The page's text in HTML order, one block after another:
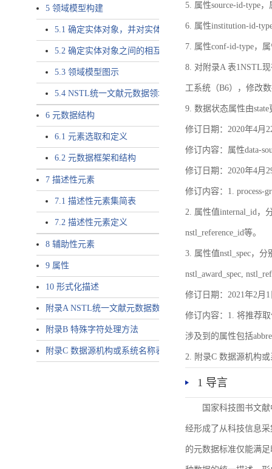
5 领域模型构建
5.1 确定实体对象，并对实体对象命名
5.2 确定实体对象之间的相互关系，定义实体对象之间的
5.3 领域模型图示
5.4 NSTL统一文献元数据领域模型的验证
6 元数据结构
6.1 元素选取和定义
6.2 元数据框架和结构
7 描述性元素
7.1 描述性元素集简表
7.2 描述性元素定义
8 辅助性元素
9 属性
10 形式化描述
附录A NSTL统一文献元数据数据唯一标识符规则
附录B 特殊字符处理方法
附录C 数据源机构或系统名称表
5. 属性source-id-type
6. 属性institution-id-
7. 属性conf-id-type，
8. 对附录A 表1NSTL
工系统（B6），修改
9. 数据状态属性由state
修订日期：2020年4月
修订内容：属性data-
修订日期：2020年4月
修订内容：1. process-
2. 属性值internal_id，
nstl_reference_id等。
3. 属性值nstl_spec，分
nstl_award_spec,
修订日期：2021年2月1
修订内容：1. 将推荐
涉及到的属性包括
2. 附录C 数据源机构或
1 导言
国家科技图书文
经形成了从科技信息
的元数据标准仅能满